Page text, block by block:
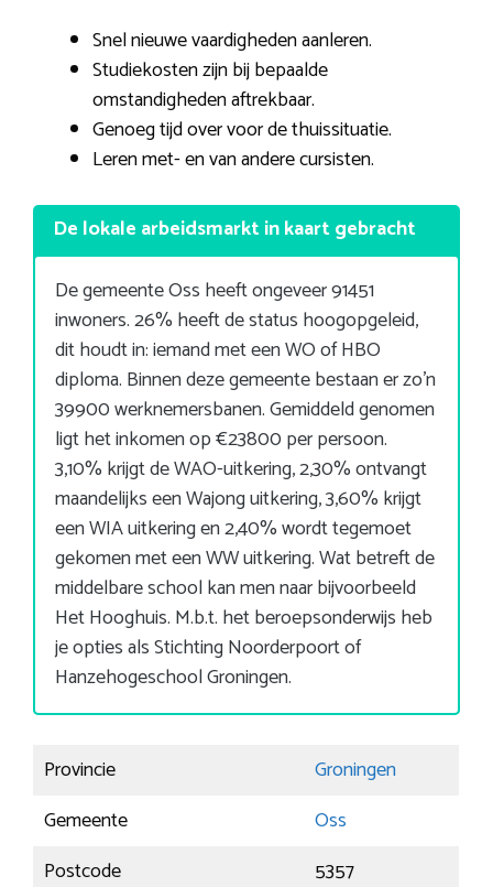
Snel nieuwe vaardigheden aanleren.
Studiekosten zijn bij bepaalde
omstandigheden aftrekbaar.
Genoeg tijd over voor de thuissituatie.
Leren met- en van andere cursisten.
De lokale arbeidsmarkt in kaart gebracht
De gemeente Oss heeft ongeveer 91451
inwoners. 26% heeft de status hoogopgeleid,
dit houdt in: iemand met een WO of HBO
diploma. Binnen deze gemeente bestaan er zo’n
39900 werknemersbanen. Gemiddeld genomen
ligt het inkomen op €23800 per persoon.
3,10% krijgt de WAO-uitkering, 2,30% ontvangt
maandelijks een Wajong uitkering, 3,60% krijgt
een WIA uitkering en 2,40% wordt tegemoet
gekomen met een WW uitkering. Wat betreft de
middelbare school kan men naar bijvoorbeeld
Het Hooghuis. M.b.t. het beroepsonderwijs heb
je opties als Stichting Noorderpoort of
Hanzehogeschool Groningen.
Provincie
Groningen
Gemeente
Oss
Postcode
5357